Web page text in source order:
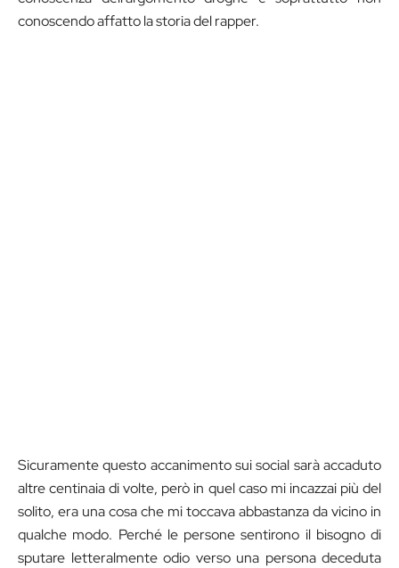
conoscendo affatto la storia del rapper.
Sicuramente questo accanimento sui social sarà accaduto
altre centinaia di volte, però in quel caso mi incazzai più del
solito, era una cosa che mi toccava abbastanza da vicino in
qualche modo. Perché le persone sentirono il bisogno di
sputare letteralmente odio verso una persona deceduta